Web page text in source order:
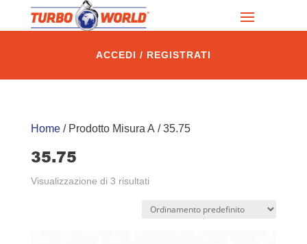
ACCEDI / REGISTRATI
Home/ Prodotto Misura A / 35.75
35.75
Visualizzazione di 3 risultati